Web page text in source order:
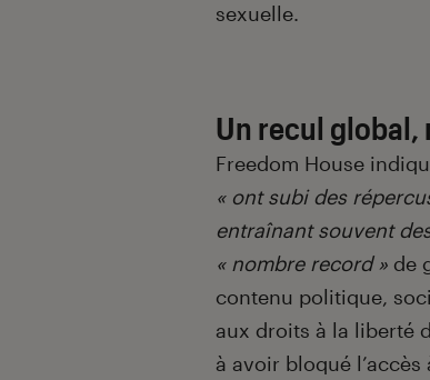
sexuelle.
Un recul global,
Freedom House
« ont subi des
entraînant souvent
« nombre record » de
contenu politique,
aux droits à la liberté
à avoir bloqué